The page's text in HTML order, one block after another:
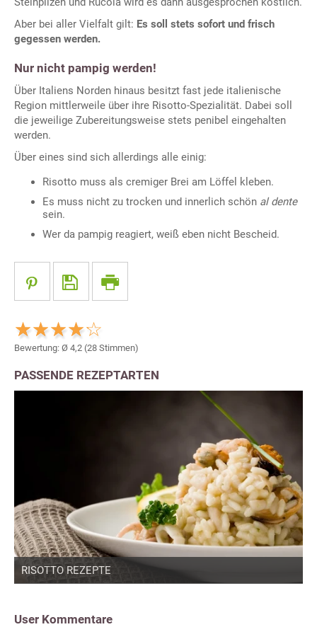
Aber bei aller Vielfalt gilt: Es soll stets sofort und frisch
gegessen werden.
Nur nicht pampig werden!
Über Italiens Norden hinaus besitzt fast jede italienische
Region mittlerweile über ihre Risotto-Spezialität. Dabei soll
die jeweilige Zubereitungsweise stets penibel eingehalten
werden.
Über eines sind sich allerdings alle einig:
Risotto muss als cremiger Brei am Löffel kleben.
Es muss nicht zu trocken und innerlich schön al dente
sein.
Wer da pampig reagiert, weiß eben nicht Bescheid.
Bewertung: Ø 4,2 (28 Stimmen)
PASSENDE REZEPTARTEN
RISOTTO REZEPTE
User Kommentare